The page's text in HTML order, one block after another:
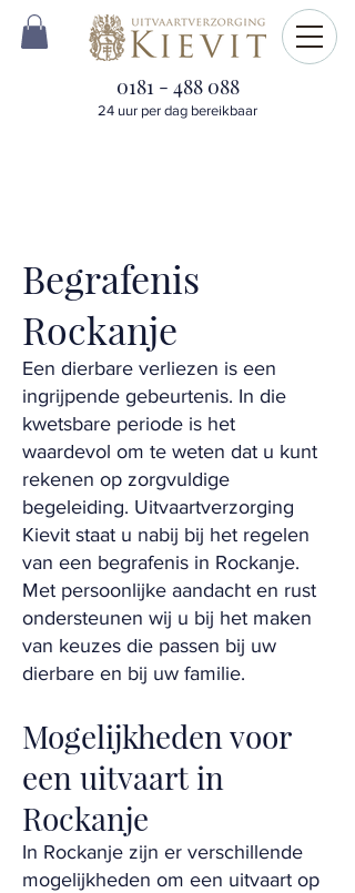
0181 - 488 088
24 uur per dag bereikbaar
Begrafenis
Rockanje
Een dierbare verliezen is een
ingrijpende gebeurtenis. In die
kwetsbare periode is het
waardevol om te weten dat u kunt
rekenen op zorgvuldige
begeleiding. Uitvaartverzorging
Kievit staat u nabij bij het regelen
van een begrafenis in Rockanje.
Met persoonlijke aandacht en rust
ondersteunen wij u bij het maken
van keuzes die passen bij uw
dierbare en bij uw familie.
Mogelijkheden voor
een uitvaart in
Rockanje
In Rockanje zijn er verschillende
mogelijkheden om een uitvaart op